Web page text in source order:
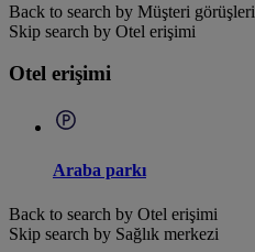
Back to search by Müşteri görüşleri
Skip search by Otel erişimi
Otel erişimi
Araba parkı
Back to search by Otel erişimi
Skip search by Sağlık merkezi